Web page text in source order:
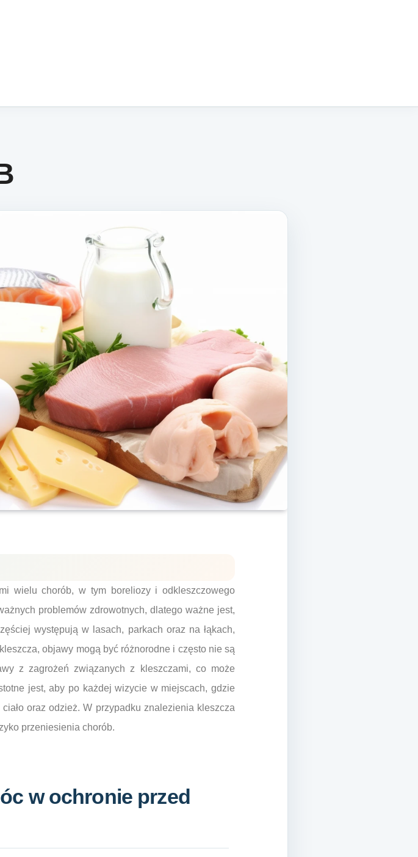
wielu chorób, w tym boreliozy i odkleszczowego
problemów zdrowotnych, dlatego ważne jest,
występują w lasach, parkach oraz na łąkach,
objawy mogą być różnorodne i często nie są
z zagrożeń związanych z kleszczami, co może
jest, aby po każdej wizycie w miejscach, gdzie
oraz odzież. W przypadku znalezienia kleszcza
przeniesienia chorób.
w ochronie przed